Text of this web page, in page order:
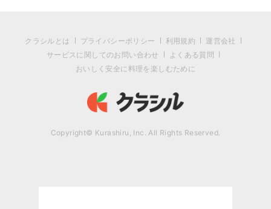
クラシルとは プライバシーポリシー 利用規約
運営会社
サービスに関してのお問い合わせ
よくある質問
おいしく安全に料理を楽しむために
Copyright© Kurashiru, Inc. All Rights Reserved.